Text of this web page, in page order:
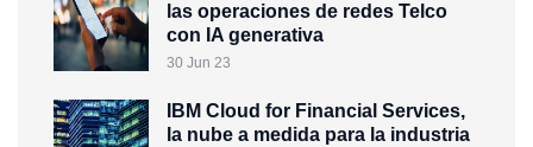
las operaciones de redes Telco
con IA generativa
30 Jun 23
IBM Cloud for Financial Services,
la nube a medida para la industria